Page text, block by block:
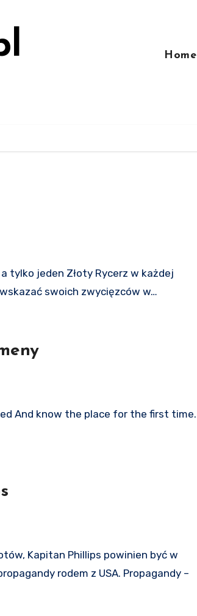
Home
swoich zwycięzców w…
And know the place for the first time.
rodem z USA. Propagandy –